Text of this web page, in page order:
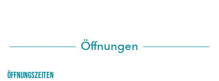
Öffnungen
Öffnungszeiten